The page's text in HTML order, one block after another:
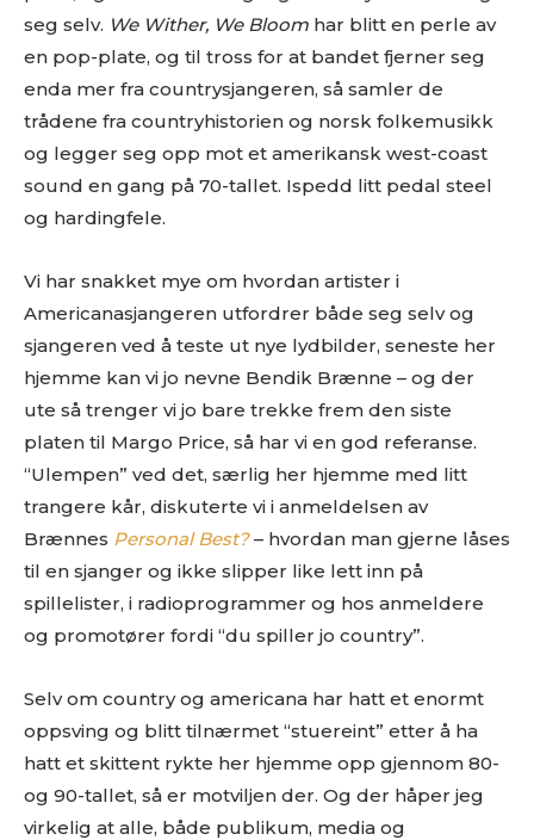
seg selv. We Wither, We Bloom har blitt en perle av
en pop-plate, og til tross for at bandet fjerner seg
enda mer fra countrysjangeren, så samler de
trådene fra countryhistorien og norsk folkemusikk
og legger seg opp mot et amerikansk west-coast
sound en gang på 70-tallet. Ispedd litt pedal steel
og hardingfele.
Vi har snakket mye om hvordan artister i
Americanasjangeren utfordrer både seg selv og
sjangeren ved å teste ut nye lydbilder, seneste her
hjemme kan vi jo nevne Bendik Brænne – og der
ute så trenger vi jo bare trekke frem den siste
platen til Margo Price, så har vi en god referanse.
“Ulempen” ved det, særlig her hjemme med litt
trangere kår, diskuterte vi i anmeldelsen av
Brænnes Personal Best?– hvordan man gjerne låses
til en sjanger og ikke slipper like lett inn på
spillelister, i radioprogrammer og hos anmeldere
og promotører fordi “du spiller jo country”.
Selv om country og americana har hatt et enormt
oppsving og blitt tilnærmet “stuereint” etter å ha
hatt et skittent rykte her hjemme opp gjennom 80-
og 90-tallet, så er motviljen der. Og der håper jeg
virkelig at alle, både publikum, media og